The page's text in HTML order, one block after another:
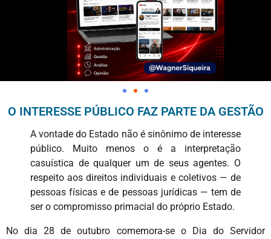
O INTERESSE PÚBLICO FAZ PARTE DA GESTÃO
A vontade do Estado não é sinônimo de interesse
público. Muito menos o é a interpretação
casuística de qualquer um de seus agentes. O
respeito aos direitos individuais e coletivos — de
pessoas físicas e de pessoas jurídicas — tem de
ser o compromisso primacial do próprio Estado.
No dia 28 de outubro comemora-se o Dia do Servidor